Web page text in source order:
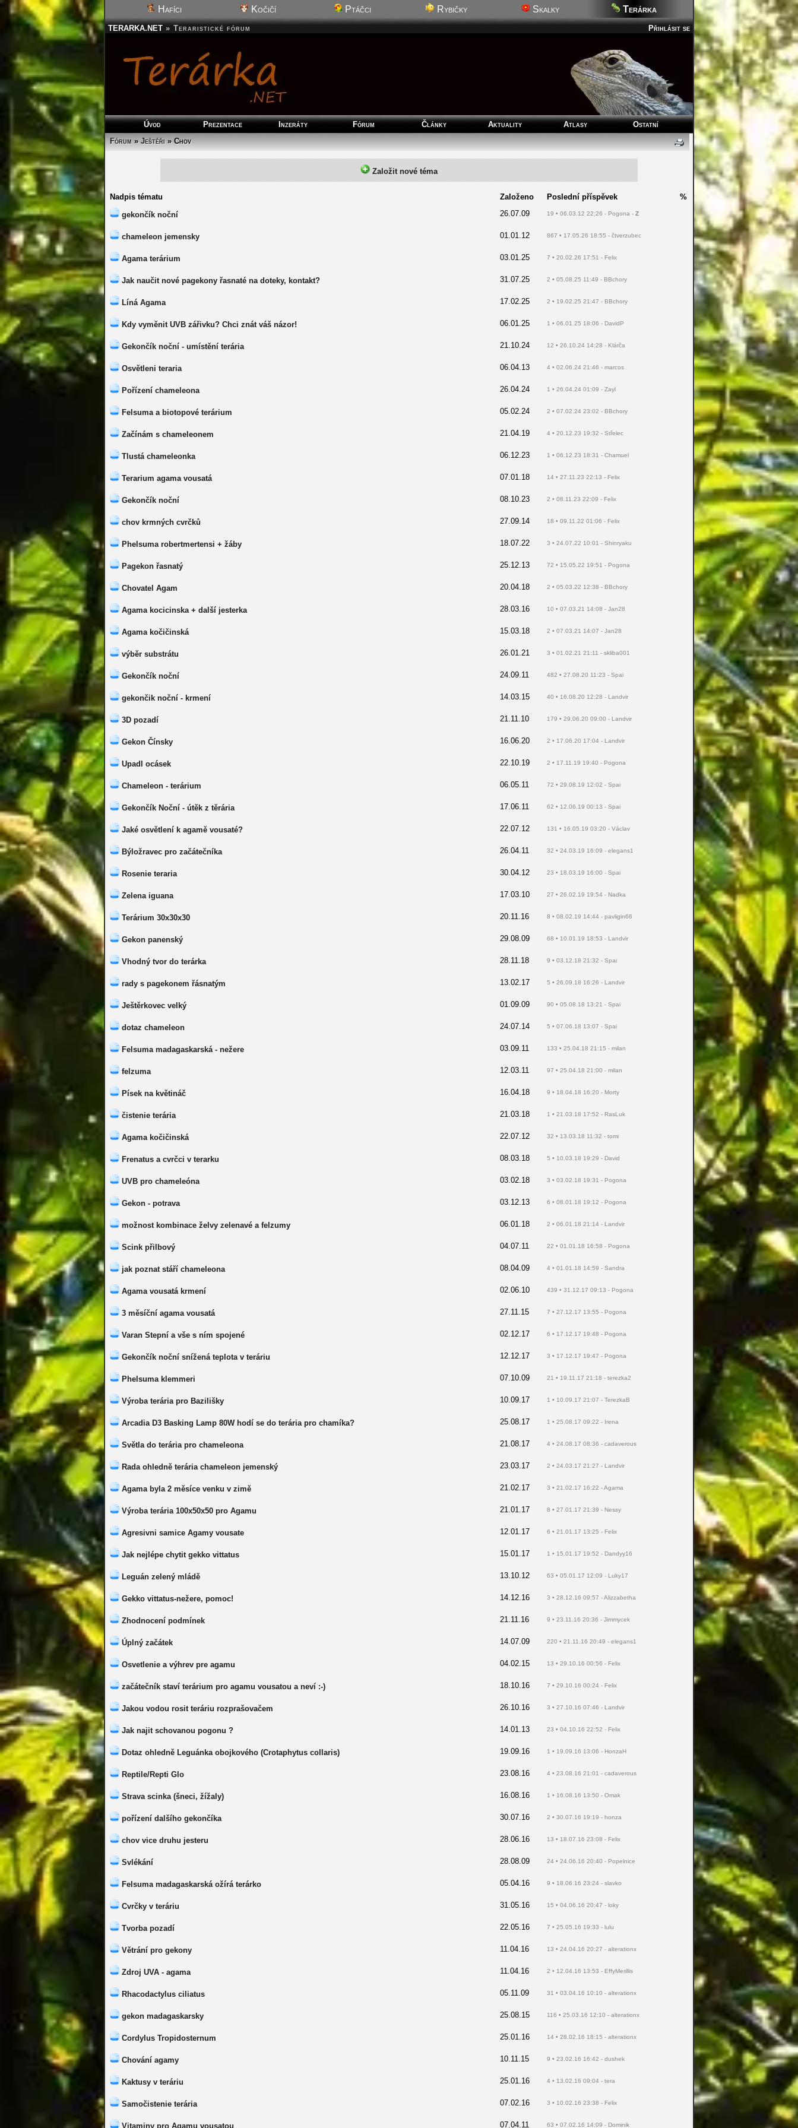
Hafíci Kočičí Ptáčci Rybičky Skalky Terárka
Přihlásit se
TERARKA.NET » Teraristické fórum
Úvod Prezentace Inzeráty Fórum Články Aktuality Atlasy
Ostatní
Fórum»Ještěři»Chov
Založit nové téma
Nadpis tématu Založeno Poslední příspěvek
%
gekončík noční
26.07.09 19 • 06.03.12 22:26 - Pogona - Z
chameleon jemensky 01.01.12 867 • 17.05.26 18:55 - čtverzubec
Agama terárium 03.01.25 7 • 20.02.26 17:51 - Felix
Jak naučit nové pagekony řasnaté na doteky, kontakt? 31.07.25 2 • 05.08.25 11:49 - BBchory
Líná Agama 17.02.25 2 • 19.02.25 21:47 - BBchory
Kdy vyměnit UVB zářivku? Chci znát váš názor! 06.01.25 1 • 06.01.25 18:06 - DavidP
Gekončík noční - umístění terária 21.10.24 12 • 26.10.24 14:28 - Klárča
Osvětleni teraria 06.04.13 4 • 02.06.24 21:46 - marcos
Pořízení chameleona 26.04.24 1 • 26.04.24 01:09 - Zayl
Felsuma a biotopové terárium 05.02.24 2 • 07.02.24 23:02 - BBchory
Začínám s chameleonem 21.04.19 4 • 20.12.23 19:32 - Střelec
Tlustá chameleonka 06.12.23 1 • 06.12.23 18:31 - Chamuel
Terarium agama vousatá 07.01.18 14 • 27.11.23 22:13 - Felix
Gekončík noční 08.10.23 2 • 08.11.23 22:09 - Felix
chov krmných cvrčků 27.09.14 18 • 09.11.22 01:06 - Felix
Phelsuma robertmertensi + žáby 18.07.22 3 • 24.07.22 10:01 - Shinryaku
Pagekon řasnatý 25.12.13 72 • 15.05.22 19:51 - Pogona
Chovatel Agam 20.04.18 2 • 05.03.22 12:38 - BBchory
Agama kocicinska + další jesterka 28.03.16 10 • 07.03.21 14:08 - Jan28
Agama kočičinská 15.03.18 2 • 07.03.21 14:07 - Jan28
výběr substrátu 26.01.21 3 • 01.02.21 21:11 - skliba001
Gekončík noční 24.09.11 482 • 27.08.20 11:23 - Spai
gekončik noční - krmení 14.03.15 40 • 16.08.20 12:28 - Landvir
3D pozadí 21.11.10 179 • 29.06.20 09:00 - Landvir
Gekon Čínsky 16.06.20 2 • 17.06.20 17:04 - Landvir
Upadl ocásek 22.10.19 2 • 17.11.19 19:40 - Pogona
Chameleon - terárium 06.05.11 72 • 29.08.19 12:02 - Spai
Gekončík Noční - útěk z těrária 17.06.11 62 • 12.06.19 00:13 - Spai
Jaké osvětlení k agamě vousaté? 22.07.12 131 • 16.05.19 03:20 - Václav
Býložravec pro začátečníka 26.04.11 32 • 24.03.19 16:09 - elegans1
Rosenie teraria 30.04.12 23 • 18.03.19 16:00 - Spai
Zelena iguana 17.03.10 27 • 26.02.19 19:54 - Nadka
Terárium 30x30x30 20.11.16 8 • 08.02.19 14:44 - pavligin66
Gekon panenský 29.08.09 68 • 10.01.19 18:53 - Landvir
Vhodný tvor do terárka 28.11.18 9 • 03.12.18 21:32 - Spai
rady s pagekonem řásnatým 13.02.17 5 • 26.09.18 16:26 - Landvir
Ještěrkovec velký 01.09.09 90 • 05.08.18 13:21 - Spai
dotaz chameleon 24.07.14 5 • 07.06.18 13:07 - Spai
Felsuma madagaskarská - nežere 03.09.11 133 • 25.04.18 21:15 - milan
felzuma 12.03.11 97 • 25.04.18 21:00 - milan
Písek na květináč 16.04.18 9 • 18.04.18 16:20 - Morty
čistenie terária 21.03.18 1 • 21.03.18 17:52 - RasLuk
Agama kočičinská 22.07.12 32 • 13.03.18 11:32 - tomi
Frenatus a cvrčci v terarku 08.03.18 5 • 10.03.18 19:29 - David
UVB pro chameleóna 03.02.18 3 • 03.02.18 19:31 - Pogona
Gekon - potrava 03.12.13 6 • 08.01.18 19:12 - Pogona
možnost kombinace želvy zelenavé a felzumy 06.01.18 2 • 06.01.18 21:14 - Landvir
Scink přilbový 04.07.11 22 • 01.01.18 16:58 - Pogona
jak poznat stáří chameleona 08.04.09 4 • 01.01.18 14:59 - Sandra
Agama vousatá krmení 02.06.10 439 • 31.12.17 09:13 - Pogona
3 měsíční agama vousatá 27.11.15 7 • 27.12.17 13:55 - Pogona
Varan Stepní a vše s ním spojené 02.12.17 6 • 17.12.17 19:48 - Pogona
Gekončík noční snížená teplota v teráriu 12.12.17 3 • 17.12.17 19:47 - Pogona
Phelsuma klemmeri 07.10.09 21 • 19.11.17 21:18 - terezka2
Výroba terária pro Bazilišky 10.09.17 1 • 10.09.17 21:07 - TerezkaB
Arcadia D3 Basking Lamp 80W hodí se do terária pro chamíka? 25.08.17 1 • 25.08.17 09:22 - Irena
Světla do terária pro chameleona 21.08.17 4 • 24.08.17 08:36 - cadaverous
Rada ohledně terária chameleon jemenský 23.03.17 2 • 24.03.17 21:27 - Landvir
Agama byla 2 měsíce venku v zimě 21.02.17 3 • 21.02.17 16:22 - Agama
Výroba terária 100x50x50 pro Agamu 21.01.17 8 • 27.01.17 21:39 - Nessy
Agresivni samice Agamy vousate 12.01.17 6 • 21.01.17 13:25 - Felix
Jak nejlépe chytit gekko vittatus 15.01.17 1 • 15.01.17 19:52 - Dandyy16
Leguán zelený mládě 13.10.12 63 • 05.01.17 12:09 - Luky17
Gekko vittatus-nežere, pomoc! 14.12.16 3 • 28.12.16 09:57 - Alizzabetha
Zhodnocení podmínek 21.11.16 9 • 23.11.16 20:36 - Jimmycek
Úplný začátek 14.07.09 220 • 21.11.16 20:49 - elegans1
Osvetlenie a výhrev pre agamu 04.02.15 13 • 29.10.16 00:56 - Felix
začátečník staví terárium pro agamu vousatou a neví :-) 18.10.16 7 • 29.10.16 00:24 - Felix
Jakou vodou rosit teráriu rozprašovačem 26.10.16 3 • 27.10.16 07:46 - Landvir
Jak najit schovanou pogonu ? 14.01.13 23 • 04.10.16 22:52 - Felix
Dotaz ohledně Leguánka obojkového (Crotaphytus collaris) 19.09.16 1 • 19.09.16 13:06 - HonzaH
Reptile/Repti Glo 23.08.16 4 • 23.08.16 21:01 - cadaverous
Strava scinka (šneci, žížaly) 16.08.16 1 • 16.08.16 13:50 - Omak
pořízení dalšího gekončíka 30.07.16 2 • 30.07.16 19:19 - honza
chov vice druhu jesteru 28.06.16 13 • 18.07.16 23:08 - Felix
Svlékání 28.08.09 24 • 24.06.16 20:40 - Popelnice
Felsuma madagaskarská ožírá terárko 05.04.16 9 • 18.06.16 23:24 - slavko
Cvrčky v teráriu 31.05.16 15 • 04.06.16 20:47 - loky
Tvorba pozadí 22.05.16 7 • 25.05.16 19:33 - lulu
Větrání pro gekony 11.04.16 13 • 24.04.16 20:27 - alterationx
Zdroj UVA - agama 11.04.16 2 • 12.04.16 13:53 - EffyMerillis
Rhacodactylus ciliatus 05.11.09 31 • 03.04.16 10:10 - alterationx
gekon madagaskarsky 25.08.15 116 • 25.03.16 12:10 - alterationx
Cordylus Tropidosternum 25.01.16 14 • 28.02.16 18:15 - alterationx
Chování agamy 10.11.15 9 • 23.02.16 16:42 - dushek
Kaktusy v teráriu 25.01.16 4 • 13.02.16 09:04 - tera
Samočistenie terária 07.02.16 3 • 10.02.16 23:38 - Felix
Vitaminy pro Agamu vousatou 07.04.11 63 • 07.02.16 14:09 - Dominik